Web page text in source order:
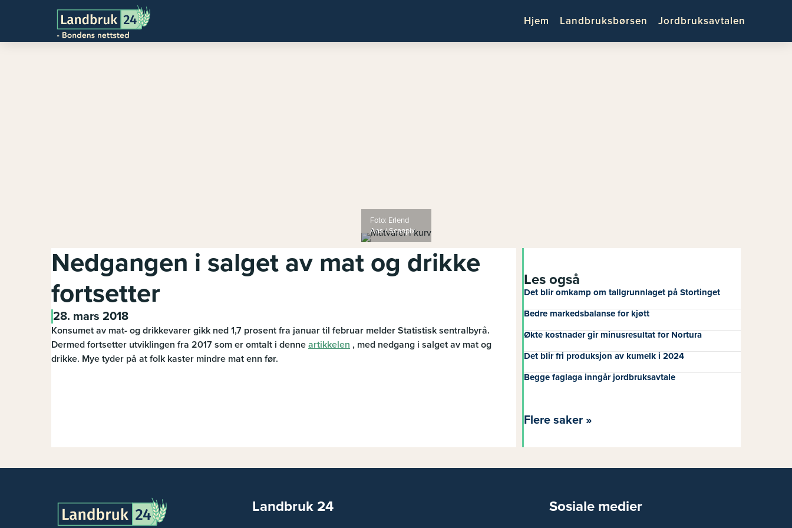
Hjem Landbruksbørsen Jordbruksavtalen
Foto: Erlend
Aas / Scanpix
Nedgangen i salget av mat og drikke
fortsetter
28. mars 2018
Konsumet av mat- og drikkevarer gikk ned 1,7 prosent fra januar til februar melder Statistisk sentralbyrå.
Dermed fortsetter utviklingen fra 2017 som er omtalt i denne artikkelen , med nedgang i salget av mat og
drikke. Mye tyder på at folk kaster mindre mat enn før.
Les også
Det blir omkamp om tallgrunnlaget på Stortinget
Bedre markedsbalanse for kjøtt
Økte kostnader gir minusresultat for Nortura
Det blir fri produksjon av kumelk i 2024
Begge faglaga inngår jordbruksavtale
Flere saker »
Landbruk 24 Sosiale medier